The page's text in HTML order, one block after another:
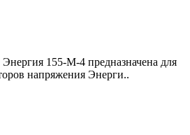
155-М-4 предназначена для
напряжения Энерги..